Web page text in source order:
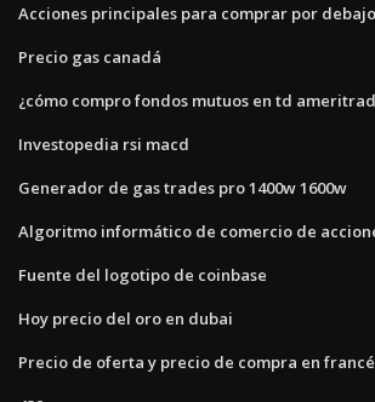
Acciones principales para comprar por debajo
Precio gas canadá
¿cómo compro fondos mutuos en td
Investopedia rsi macd
Generador de gas trades pro 1400w 1600w
Algoritmo informático de comercio de
Fuente del logotipo de coinbase
Hoy precio del oro en dubai
Precio de oferta y precio de compra en